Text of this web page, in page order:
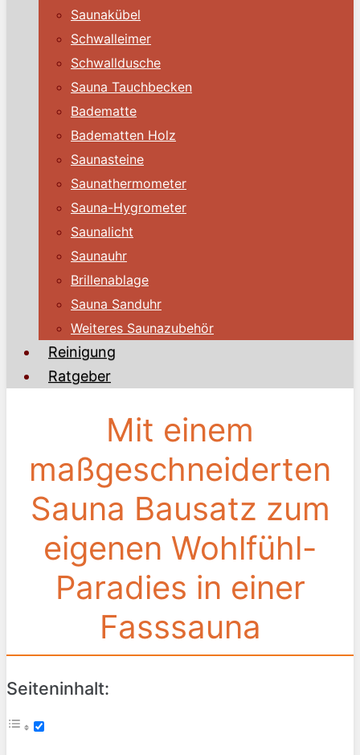
Saunakübel
Schwalleimer
Schwalldusche
Sauna Tauchbecken
Badematte
Badematten Holz
Saunasteine
Saunathermometer
Sauna-Hygrometer
Saunalicht
Saunauhr
Brillenablage
Sauna Sanduhr
Weiteres Saunazubehör
Reinigung
Ratgeber
Mit einem
maßgeschneiderten
Sauna Bausatz zum
eigenen Wohlfühl-
Paradies in einer
Fasssauna
Seiteninhalt: